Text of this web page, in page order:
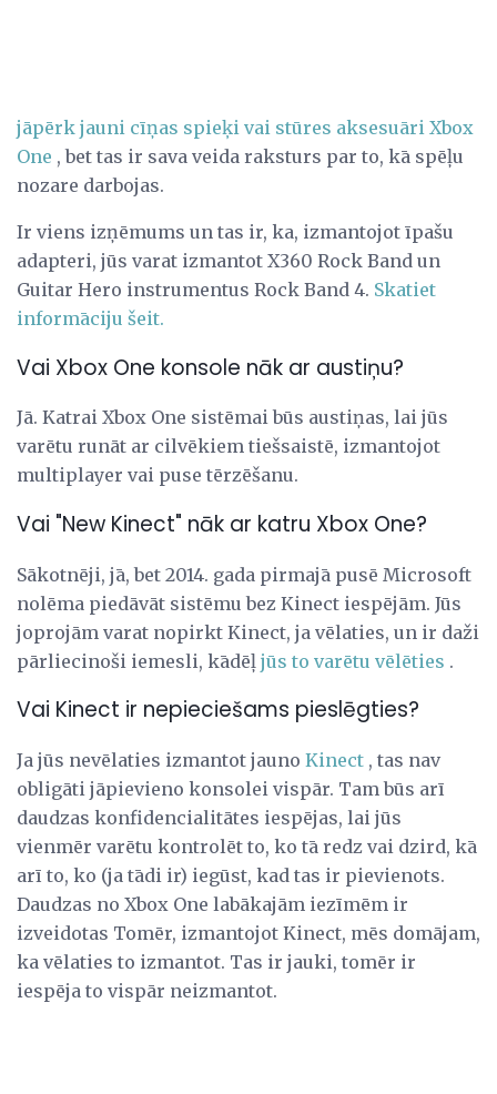
jāpērk jauni cīņas spieķi vai stūres aksesuāri Xbox
One , bet tas ir sava veida raksturs par to, kā spēļu
nozare darbojas.
Ir viens izņēmums un tas ir, ka, izmantojot īpašu
adapteri, jūs varat izmantot X360 Rock Band un
Guitar Hero instrumentus Rock Band 4. Skatiet
informāciju šeit.
Vai Xbox One konsole nāk ar austiņu?
Jā. Katrai Xbox One sistēmai būs austiņas, lai jūs
varētu runāt ar cilvēkiem tiešsaistē, izmantojot
multiplayer vai puse tērzēšanu.
Vai "New Kinect" nāk ar katru Xbox One?
Sākotnēji, jā, bet 2014. gada pirmajā pusē Microsoft
nolēma piedāvāt sistēmu bez Kinect iespējām. Jūs
joprojām varat nopirkt Kinect, ja vēlaties, un ir daži
pārliecinoši iemesli, kādēļ jūs to varētu vēlēties .
Vai Kinect ir nepieciešams pieslēgties?
Ja jūs nevēlaties izmantot jauno Kinect , tas nav
obligāti jāpievieno konsolei vispār. Tam būs arī
daudzas konfidencialitātes iespējas, lai jūs
vienmēr varētu kontrolēt to, ko tā redz vai dzird, kā
arī to, ko (ja tādi ir) iegūst, kad tas ir pievienots.
Daudzas no Xbox One labākajām iezīmēm ir
izveidotas Tomēr, izmantojot Kinect, mēs domājam,
ka vēlaties to izmantot. Tas ir jauki, tomēr ir
iespēja to vispār neizmantot.